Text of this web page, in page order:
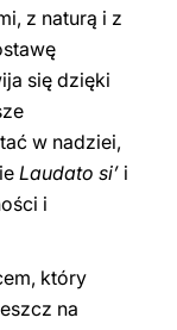
z naturą i z
się dzięki
w nadziei,
Laudato si’ i
i
który
na